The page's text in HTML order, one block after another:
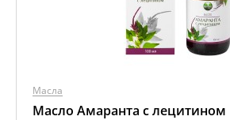
Масла
Масло Амаранта с лецитином